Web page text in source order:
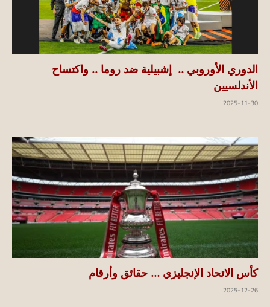
الدوري الأوروبي .. إشبيلية ضد روما .. واكتساح
الأندلسيين
2025-11-30
كأس الاتحاد الإنجليزي … حقائق وأرقام
2025-12-26